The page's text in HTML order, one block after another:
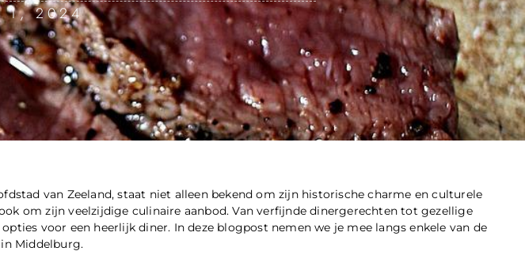
1, 2024
van Zeeland, staat niet alleen bekend om zijn historische charme en culturele
om zijn veelzijdige culinaire aanbod. Van verfijnde dinergerechten tot gezellige
voor een heerlijk diner. In deze blogpost nemen we je mee langs enkele van de
Middelburg.